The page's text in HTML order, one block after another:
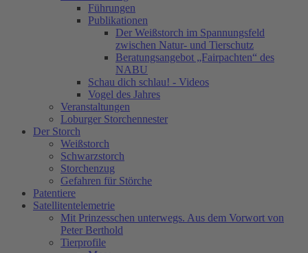
Führungen
Publikationen
Der Weißstorch im Spannungsfeld
zwischen Natur- und Tierschutz
Beratungsangebot „Fairpachten“ des
NABU
Schau dich schlau! - Videos
Vogel des Jahres
Veranstaltungen
Loburger Storchennester
Der Storch
Weißstorch
Schwarzstorch
Storchenzug
Gefahren für Störche
Patentiere
Satellitentelemetrie
Mit Prinzesschen unterwegs. Aus dem Vorwort von
Peter Berthold
Tierprofile